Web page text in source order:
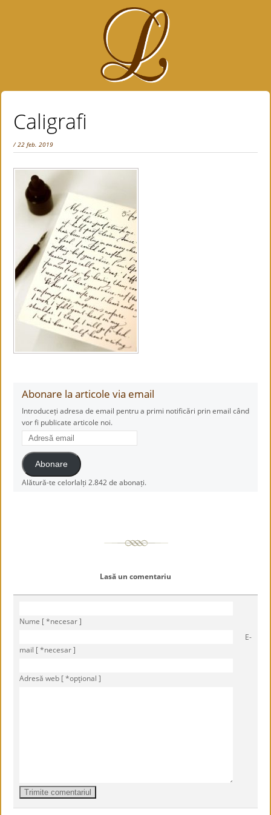
Caligrafi
/ 22 feb. 2019
Abonare la articole via email
Introduceți adresa de email pentru a primi notificări prin email când
vor fi publicate articole noi.
Adresă
email
Abonare
Alătură-te celorlalți 2.842 de abonați.
Lasă un comentariu
Nume [ *necesar ]
E-
mail [ *necesar ]
Adresă web [ *opţional ]